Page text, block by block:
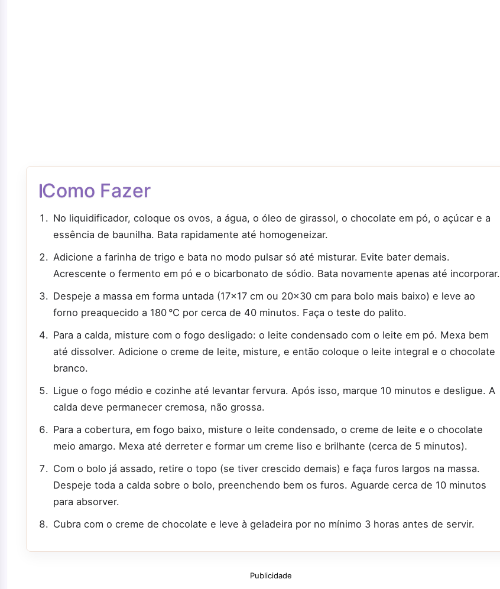
Como Fazer
No liquidificador, coloque os ovos, a água, o óleo de girassol, o chocolate em pó, o açúcar e a
essência de baunilha. Bata rapidamente até homogeneizar.
Adicione a farinha de trigo e bata no modo pulsar só até misturar. Evite bater demais.
Acrescente o fermento em pó e o bicarbonato de sódio. Bata novamente apenas até incorporar.
Despeje a massa em forma untada (17x17 cm ou 20x30 cm para bolo mais baixo) e leve ao
forno preaquecido a 180 °C por cerca de 40 minutos. Faça o teste do palito.
Para a calda, misture com o fogo desligado: o leite condensado com o leite em pó. Mexa bem
até dissolver. Adicione o creme de leite, misture, e então coloque o leite integral e o chocolate
branco.
Ligue o fogo médio e cozinhe até levantar fervura. Após isso, marque 10 minutos e desligue. A
calda deve permanecer cremosa, não grossa.
Para a cobertura, em fogo baixo, misture o leite condensado, o creme de leite e o chocolate
meio amargo. Mexa até derreter e formar um creme liso e brilhante (cerca de 5 minutos).
Com o bolo já assado, retire o topo (se tiver crescido demais) e faça furos largos na massa.
Despeje toda a calda sobre o bolo, preenchendo bem os furos. Aguarde cerca de 10 minutos
para absorver.
Cubra com o creme de chocolate e leve à geladeira por no mínimo 3 horas antes de servir.
Publicidade